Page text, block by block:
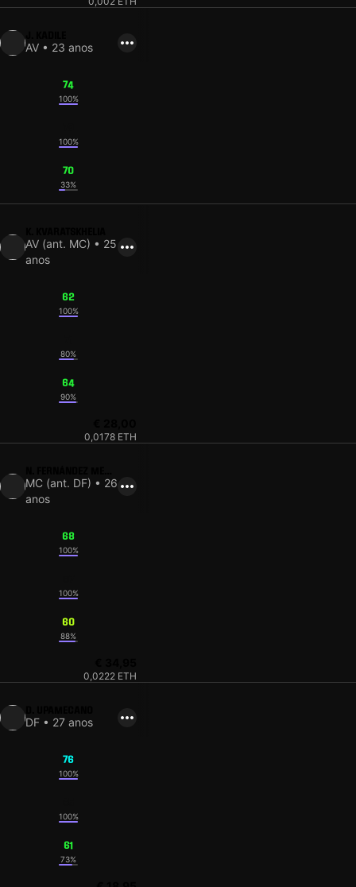
AV • 23 anos
74
100%
100%
70
33%
AV (ant. MC) • 25
anos
62
100%
80%
64
90%
0,0178 ETH
AU
MC (ant. DF) • 26
anos
68
100%
100%
60
88%
0,0222 ETH
DF • 27 anos
76
100%
100%
61
73%